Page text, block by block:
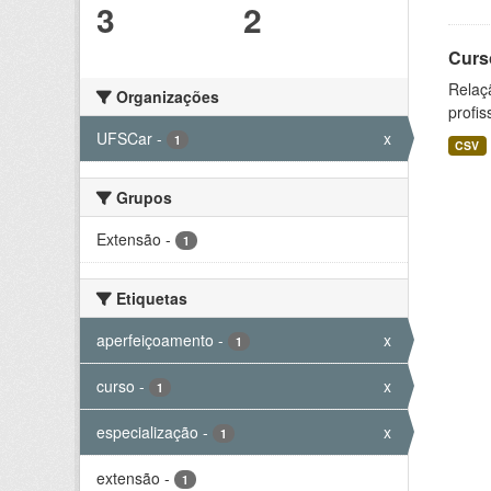
3 2
Organizações
UFSCar - 1 x
Grupos
Extensão - 1
Etiquetas
aperfeiçoamento - 1 x
curso - 1 x
especialização - 1 x
extensão - 1
CSV